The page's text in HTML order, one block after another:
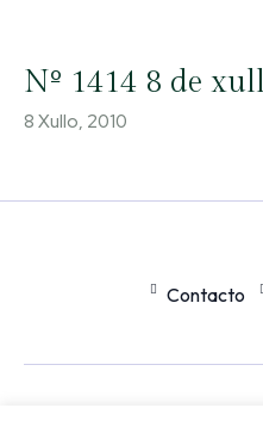
Nº 1414 8 de
8 Xullo, 2010
Contacto